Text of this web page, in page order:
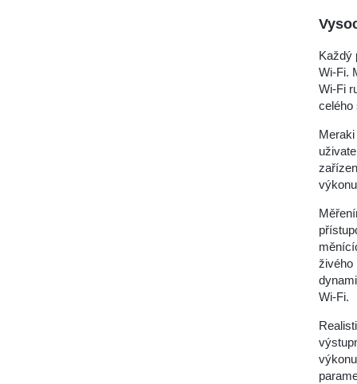
Každý
Wi-Fi.
Wi-Fi
celého
živého
Wi-Fi.